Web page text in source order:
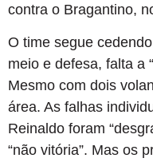
contra o Bragantino,
O time segue
meio e defesa, falta a
Mesmo com dois
área. As falhas
Reinaldo foram
“não vitória”. Mas os